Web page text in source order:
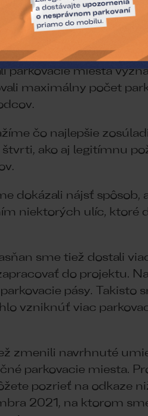
čase od 18:00 do 24:00.
nemenia.
parkovacie miesta
maximálny počet
čo najlepšie
ako aj legitímnu
dokázali nájsť
niektorých ulíc, ktoré
sme tiež dostali
do projektu.
pásy.
vzniknúť viac
zmenili navrhnuté
parkovacie miesta.
pozrieť na odkaze
2021, na ktorom